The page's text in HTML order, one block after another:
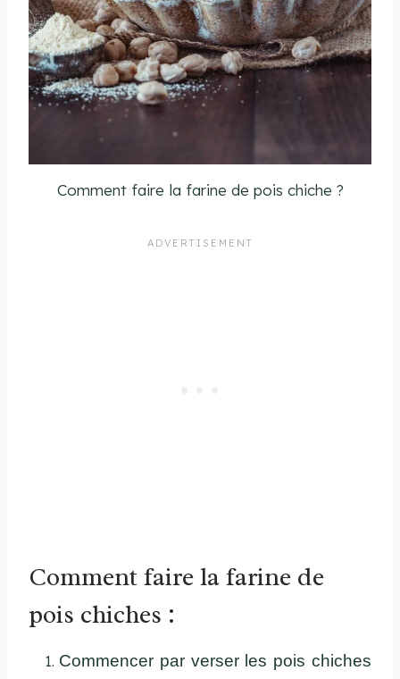
Comment faire la farine de pois chiche ?
Comment faire la farine de
pois chiches :
Commencer par verser les pois chiches